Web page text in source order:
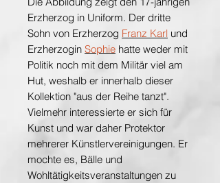
Erzherzog in Uniform. Der dritte
Sohn von Erzherzog Franz Karl und
Erzherzogin Sophie hatte weder mit
Politik noch mit dem Militär viel am
Hut, weshalb er innerhalb dieser
Kollektion "aus der Reihe tanzt".
Vielmehr interessierte er sich für
Kunst und war daher Protektor
mehrerer Künstlervereinigungen. Er
mochte es, Bälle und
Wohltätigkeitsveranstaltungen zu